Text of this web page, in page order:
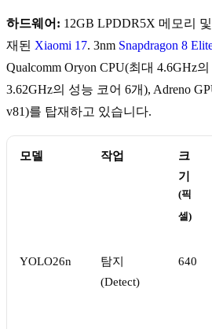
하드웨어: 12GB LPDDR5X 메모리
재된 Xiaomi 17. 3nm Snapdragon 8
Qualcomm Oryon CPU(최대 4.6GHz
3.62GHz의 성능 코어 6개), Adreno
v81)를 탑재하고 있습니다.
모델 작업
크
기
(픽
셀)
YOLO26n
탐지
(Detect)
640